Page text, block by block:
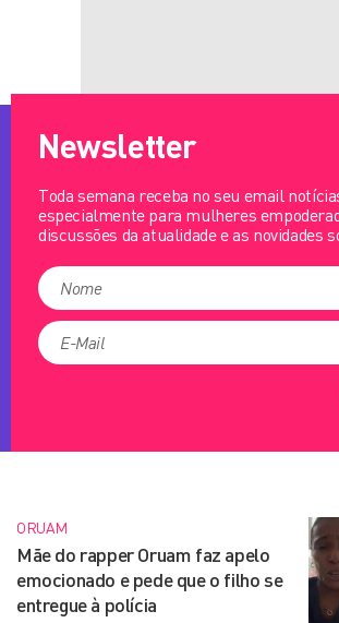
Newsletter
Toda semana receba no seu email
especialmente para mulheres
discussões da atualidade e as novidades
ORUAM
Mãe do rapper Oruam faz apelo
emocionado e pede que o filho se
entregue à polícia